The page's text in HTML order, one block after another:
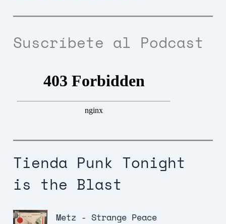
Suscríbete al Podcast
Tienda Punk Tonight
is the Blast
Metz - Strange Peace